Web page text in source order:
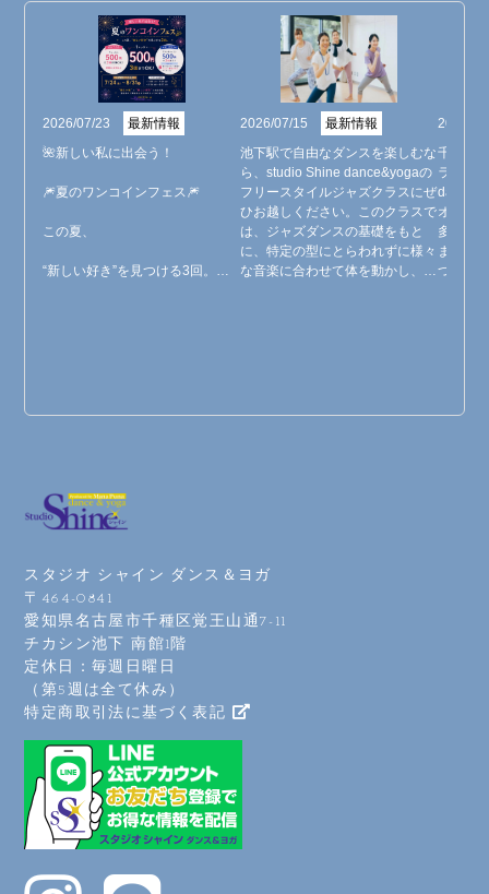
2026/07/23
最新情報
🌺新しい私に出会う！
🎆夏のワンコインフェス🎆
この夏、
“新しい好き”を見つける3回。✨
⸻
7/24(金)〜8/31（月）
《スタジオ休館》
・7/29（水）〜7/31（金）
・8/14（金）〜8/17（月）
⸻
🌈キャンペーン内容
🍀初めての方🍀（会員外）
✨ 1レッスン500円 × 3回体験
OK！✨
「気になるけど、自分に合うか
2026/07/15
最新情報
池下駅で自由なダンスを楽しむな
ら、studio Shine dance&yogaの
フリースタイルジャズクラスにぜ
ひお越しください。このクラスで
は、ジャズダンスの基礎をもと
に、特定の型にとらわれずに様々
な音楽に合わせて体を動かし、表
2026/
千種区
ラスを
オでは
多彩な
ます。
つのポ
ことが
スタジオ シャイン ダンス＆ヨガ
〒464-0841
愛知県名古屋市千種区覚王山通7-11
チカシン池下 南館1階
定休日：毎週日曜日
（第5週は全て休み）
特定商取引法に基づく表記